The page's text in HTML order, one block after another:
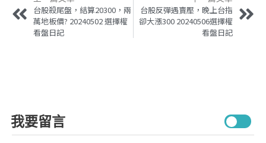
台股殺尾盤，結算20300，兩
萬地板價? 20240502 選擇權
看盤日記
台股反彈遇賣壓，晚上台指
卻大漲300 20240506選擇權
看盤日記
我要留言